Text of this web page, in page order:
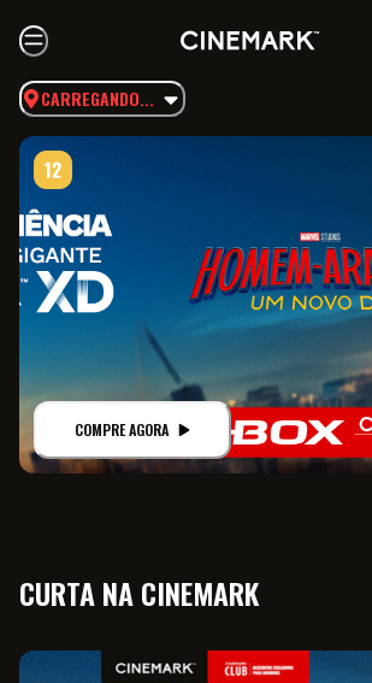
CARREGANDO...
COMPRE AGORA
CURTA NA CINEMARK